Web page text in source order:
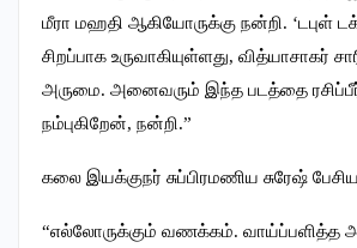
மீரா மஹதி ஆகியோருக்கு நன்றி. ‘டபுள்
சிறப்பாக உருவாகியுள்ளது, வித்யாசாகர்
அருமை. அனைவரும் இந்த படத்தை
நம்புகிறேன், நன்றி.”
கலை இயக்குநர் சுப்பிரமணிய சுரேஷ்
“எல்லோருக்கும் வணக்கம். வாய்ப்பளித்த